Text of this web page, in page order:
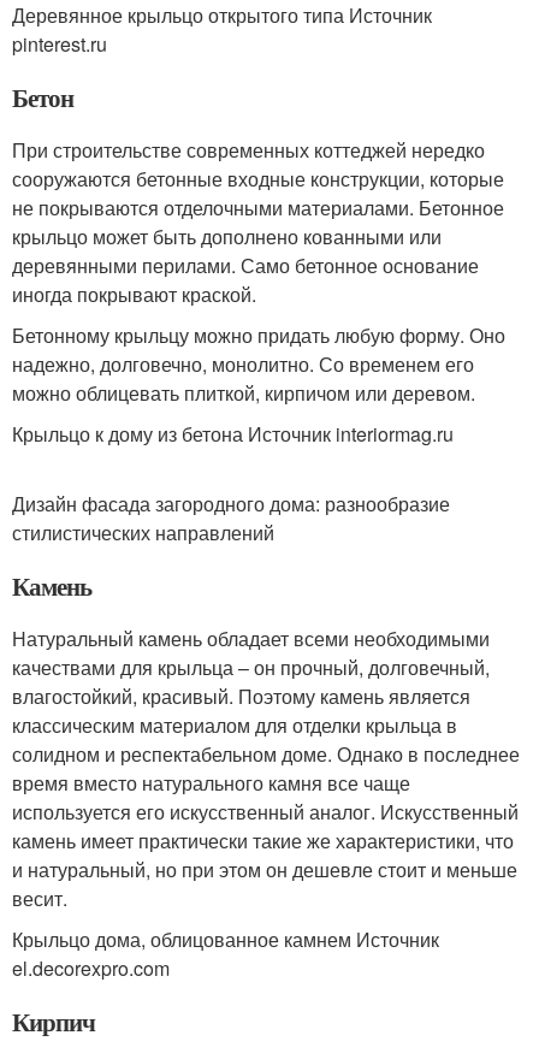
Деревянное крыльцо открытого типа Источник
pinterest.ru
Бетон
При строительстве современных коттеджей нередко
сооружаются бетонные входные конструкции, которые
не покрываются отделочными материалами. Бетонное
крыльцо может быть дополнено кованными или
деревянными перилами. Само бетонное основание
иногда покрывают краской.
Бетонному крыльцу можно придать любую форму. Оно
надежно, долговечно, монолитно. Со временем его
можно облицевать плиткой, кирпичом или деревом.
Крыльцо к дому из бетона Источник interiormag.ru
Дизайн фасада загородного дома: разнообразие
стилистических направлений
Камень
Натуральный камень обладает всеми необходимыми
качествами для крыльца – он прочный, долговечный,
влагостойкий, красивый. Поэтому камень является
классическим материалом для отделки крыльца в
солидном и респектабельном доме. Однако в последнее
время вместо натурального камня все чаще
используется его искусственный аналог. Искусственный
камень имеет практически такие же характеристики, что
и натуральный, но при этом он дешевле стоит и меньше
весит.
Крыльцо дома, облицованное камнем Источник
el.decorexpro.com
Кирпич